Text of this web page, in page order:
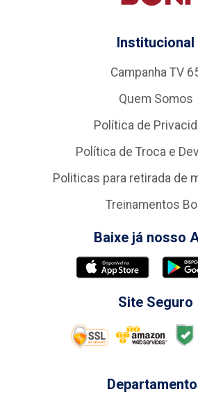
Institucional
Campanha TV
Quem Somos
Política de
Política de Troca e
Politicas para retirada de
Treinamentos
Baixe já nosso
Site Seguro